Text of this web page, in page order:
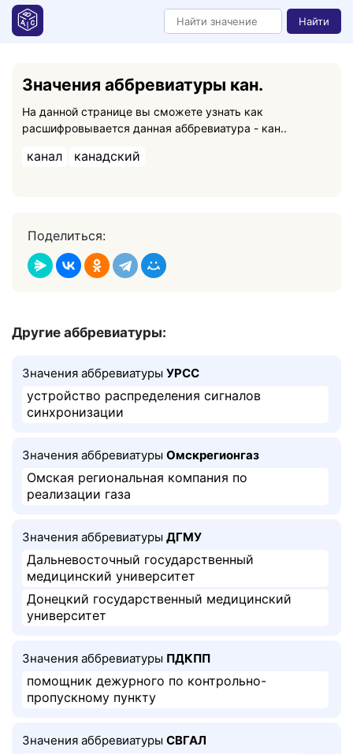
Найти
Значения аббревиатуры кан.
На данной странице вы сможете узнать как
расшифровывается данная аббревиатура - кан..
канал канадский
Поделиться:
Другие аббревиатуры:
Значения аббревиатуры УРСС
устройство распределения сигналов
синхронизации
Значения аббревиатуры Омскрегионгаз
Омская региональная компания по
реализации газа
Значения аббревиатуры ДГМУ
Дальневосточный государственный
медицинский университет
Донецкий государственный медицинский
университет
Значения аббревиатуры ПДКПП
помощник дежурного по контрольно-
пропускному пункту
Значения аббревиатуры СВГАЛ